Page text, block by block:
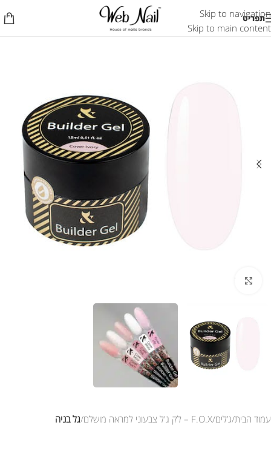
Skip to navigation
Skip to main content
תפריט
אזל המלאי
לחץ להגדלת התמונה
עמוד הבית ג’לים F.O.X – לק ג'ל צבעוני למראה מושלם גל בניה